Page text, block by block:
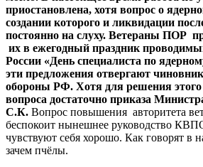
приостановлена, хотя вопрос о
создании которого и ликвидации
постоянно на слуху. Ветераны ПОР
их в ежегодный праздник
России «День специалиста по
эти предложения отвергают
обороны РФ. Хотя для решения этого
вопроса достаточно приказа
С.К. Вопрос повышения авторитета
беспокоит нынешнее руководство
чувствуют себя хорошо. Как говорят
зачем пчёлы.